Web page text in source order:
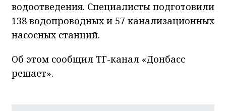
водоотведения. Специалисты подготовили
138 водопроводных и 57 канализационных
насосных станций.
Об этом сообщил ТГ-канал «Донбасс
решает».